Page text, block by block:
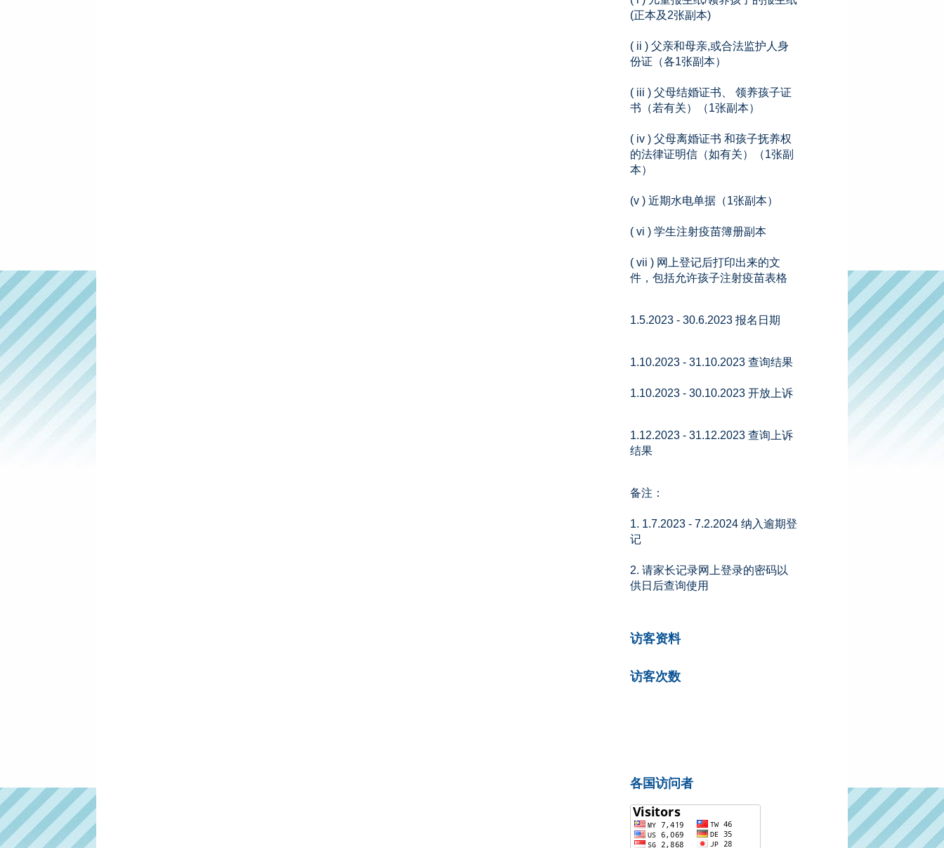
(正本及2张副本)
( ii ) 父亲和母亲,或合法监护人身
份证（各1张副本）
( iii ) 父母结婚证书、 领养孩子证
书（若有关）（1张副本）
( iv ) 父母离婚证书 和孩子抚养权
的法律证明信（如有关）（1张副
本）
(v ) 近期水电单据（1张副本）
( vi ) 学生注射疫苗簿册副本
( vii ) 网上登记后打印出来的文
件，包括允许孩子注射疫苗表格
1.5.2023 - 30.6.2023 报名日期
1.10.2023 - 31.10.2023 查询结果
1.10.2023 - 30.10.2023 开放上诉
1.12.2023 - 31.12.2023 查询上诉
结果
备注：
1. 1.7.2023 - 7.2.2024 纳入逾期登
记
2. 请家长记录网上登录的密码以
供日后查询使用
访客资料
访客次数
各国访问者